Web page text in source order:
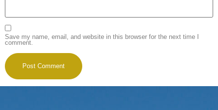
Save my name, email, and website in this browser for the next time I
comment.